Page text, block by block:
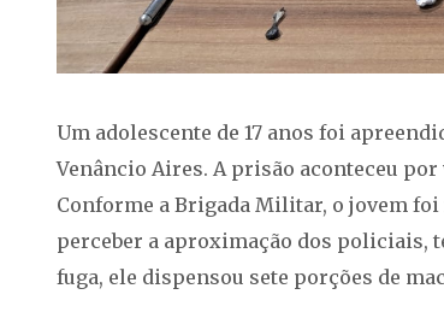
Um adolescente de 17 anos foi
Venâncio Aires. A prisão aconteceu por
Conforme a Brigada Militar, o jovem
perceber a aproximação dos policiais,
fuga, ele dispensou sete porções de